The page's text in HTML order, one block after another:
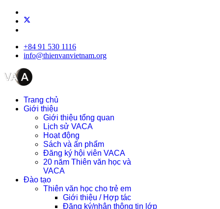
+84 91 530 1116
info@thienvanvietnam.org
Trang chủ
Giới thiệu
Giới thiệu tổng quan
Lịch sử VACA
Hoạt động
Sách và ấn phẩm
Đăng ký hội viên VACA
20 năm Thiên văn học và
VACA
Đào tạo
Thiên văn học cho trẻ em
Giới thiệu / Hợp tác
Đăng ký/nhận thông tin lớp